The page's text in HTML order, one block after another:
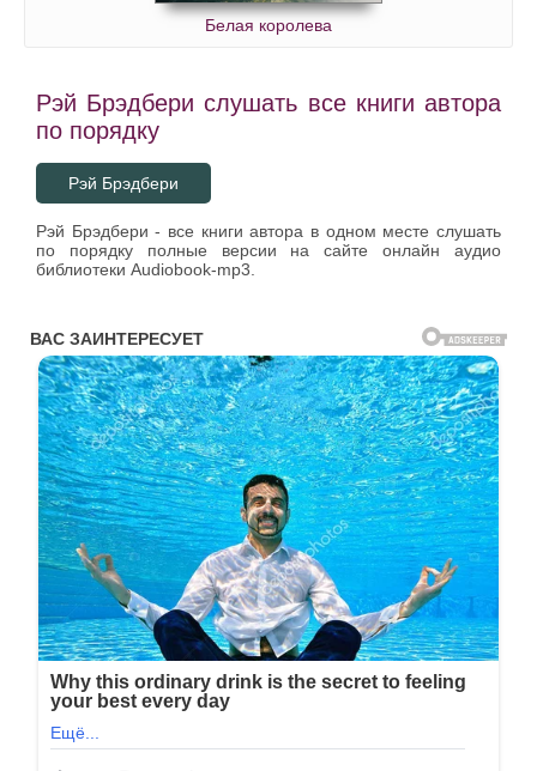
Белая королева
Рэй Брэдбери слушать все книги автора
по порядку
Рэй Брэдбери
Рэй Брэдбери - все книги автора в одном месте слушать
по порядку полные версии на сайте онлайн аудио
библиотеки Audiobook-mp3.